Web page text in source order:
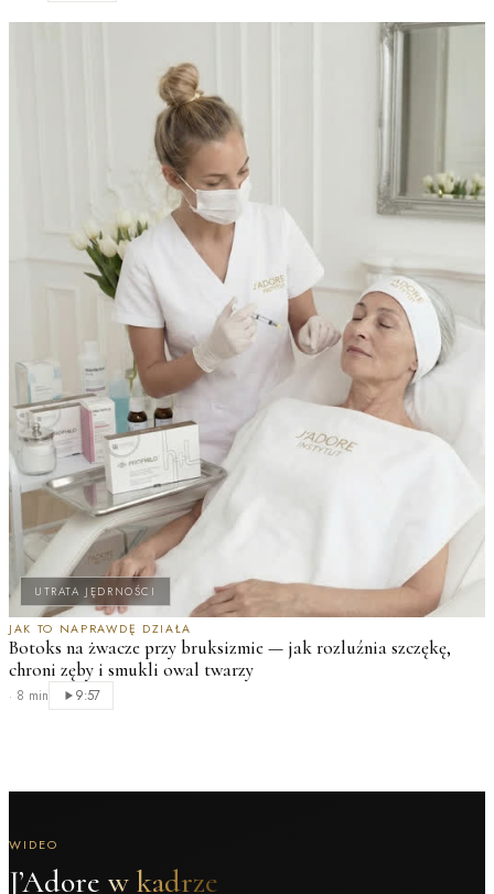
UTRATA JĘDRNOŚCI
JAK TO NAPRAWDĘ DZIAŁA
Botoks na żwacze przy bruksizmie — jak rozluźnia szczękę,
chroni zęby i smukli owal twarzy
· 8 min 9:57
WIDEO
J’Adore w kadrze